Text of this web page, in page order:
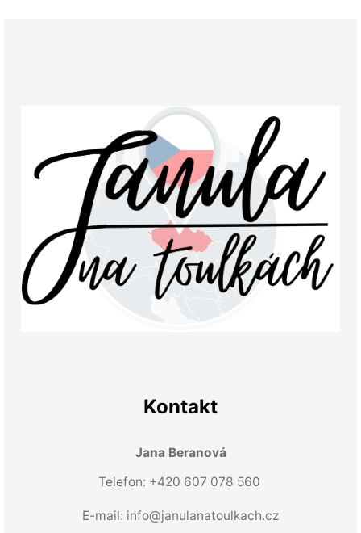
Kontakt
Jana Beranová
Telefon: +420 607 078 560
E-mail: info@janulanatoulkach.cz